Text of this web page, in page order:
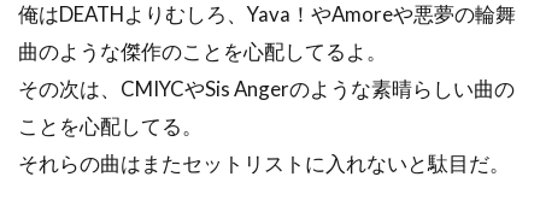
俺はDEATHよりむしろ、Yava！やAmoreや悪夢の輪舞
曲のような傑作のことを心配してるよ。
その次は、CMIYCやSis Angerのような素晴らしい曲の
ことを心配してる。
それらの曲はまたセットリストに入れないと駄目だ。